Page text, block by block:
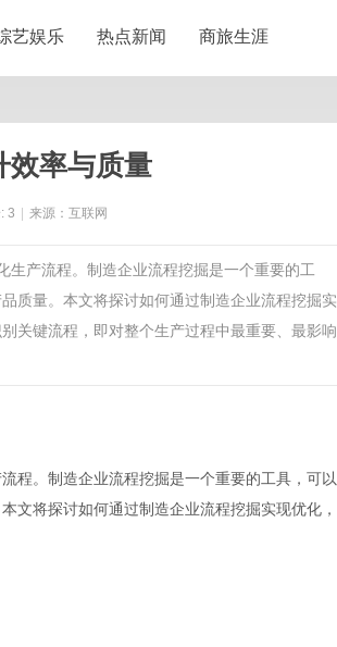
艺娱乐 热点新闻 商旅生涯
效率与质量
3 来源：互联网
生产流程。制造企业流程挖掘是一个重要的工
质量。本文将探讨如何通过制造企业流程挖掘实
关键流程，即对整个生产过程中最重要、最影响
程。制造企业流程挖掘是一个重要的工具，可以
文将探讨如何通过制造企业流程挖掘实现优化，